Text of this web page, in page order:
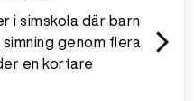
i simskola där barn
genom flera
en kortare
arrow_forward_ios